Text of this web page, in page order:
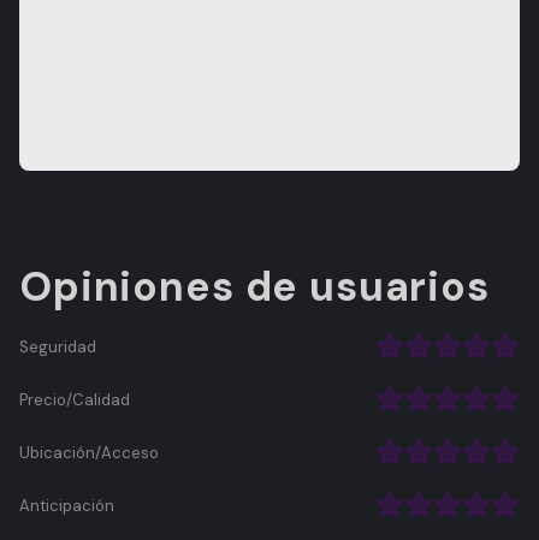
Opiniones de usuarios
Seguridad
Precio/Calidad
Ubicación/Acceso
Anticipación